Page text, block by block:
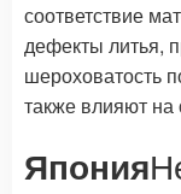
соответствие
дефекты литья,
шероховатость
также влияют на
Япония